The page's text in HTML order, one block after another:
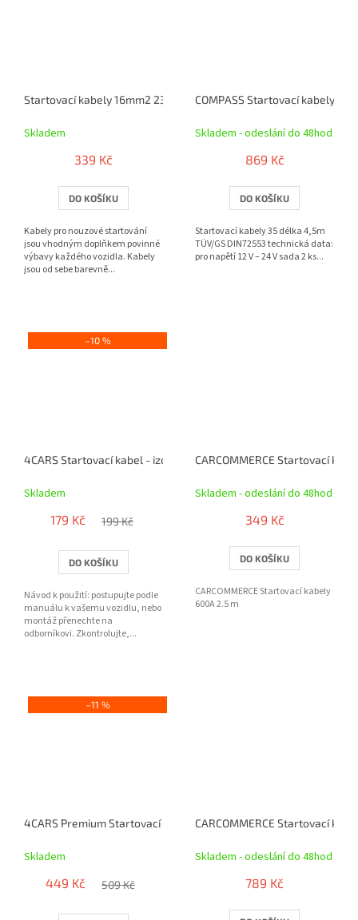
Startovací kabely 16mm2 230cm
Skladem
339 Kč
DO KOŠÍKU
Kabely pro nouzové startování
jsou vhodným doplňkem povinné
výbavy každého vozidla. Kabely
jsou od sebe barevně...
COMPASS Startovací kabely 35
Skladem - odeslání do 48hod
869 Kč
DO KOŠÍKU
Startovací kabely 35 délka 4,5m
TÜV/GS DIN72553 technická data:
pro napětí 12 V – 24 V sada 2 ks...
–10 %
4CARS Startovací kabel - izolované kleště 300AMP, 4.0MM², 2,5M
Skladem
179 Kč 199 Kč
DO KOŠÍKU
Návod k použití: postupujte podle
manuálu k vašemu vozidlu, nebo
montáž přenechte na
odborníkovi. Zkontrolujte,...
CARCOMMERCE Startovací
Skladem - odeslání do 48hod
349 Kč
DO KOŠÍKU
CARCOMMERCE Startovací kabely
600A 2.5 m
–11 %
4CARS Premium Startovací kabel - DIN 72553 izolované kleště,
Skladem
449 Kč 509 Kč
CARCOMMERCE Startovací
Skladem - odeslání do 48hod
789 Kč